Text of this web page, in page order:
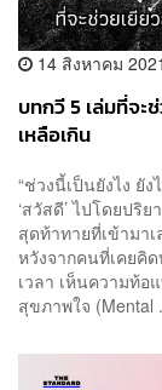
14 สิงหาคม 2021
บทกวี 5 เล่มที่จะ
เหลือเกิน
“ช่วงนี้เป็นยังไง ยั
‘สวัสดี’ ไปโดยป
สุดท้าทายที่เข้ามา
หวังจากคนที่เคยคิ
เวลา เห็นความท้
สุขภาพใจ (Mental